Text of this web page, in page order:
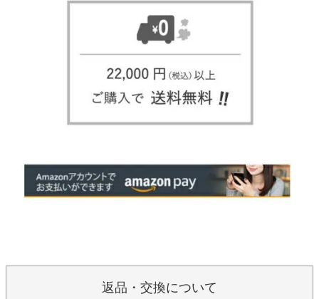
返品・交換について